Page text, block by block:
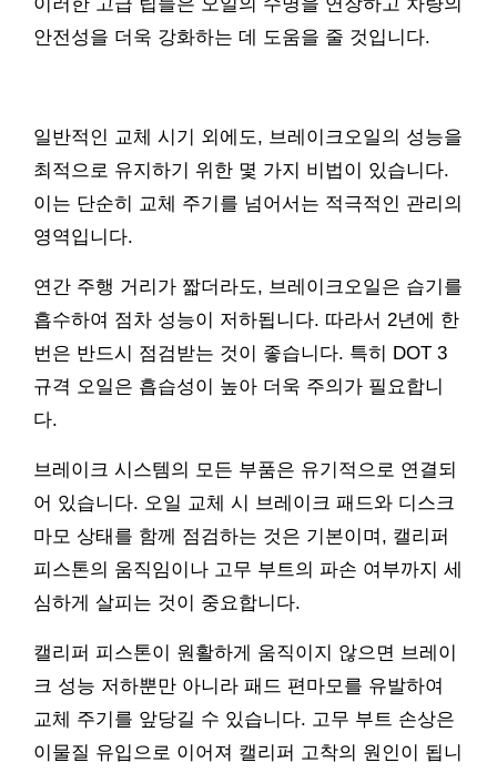
안전성을 더욱 강화하는 데 도움을 줄 것입니다.
일반적인 교체 시기 외에도, 브레이크오일의 성능을
최적으로 유지하기 위한 몇 가지 비법이 있습니다.
이는 단순히 교체 주기를 넘어서는 적극적인 관리의
영역입니다.
연간 주행 거리가 짧더라도, 브레이크오일은 습기를
흡수하여 점차 성능이 저하됩니다. 따라서 2년에 한
번은 반드시 점검받는 것이 좋습니다. 특히 DOT 3
규격 오일은 흡습성이 높아 더욱 주의가 필요합니
다.
브레이크 시스템의 모든 부품은 유기적으로 연결되
어 있습니다. 오일 교체 시 브레이크 패드와 디스크
마모 상태를 함께 점검하는 것은 기본이며, 캘리퍼
피스톤의 움직임이나 고무 부트의 파손 여부까지 세
심하게 살피는 것이 중요합니다.
캘리퍼 피스톤이 원활하게 움직이지 않으면 브레이
크 성능 저하뿐만 아니라 패드 편마모를 유발하여
교체 주기를 앞당길 수 있습니다. 고무 부트 손상은
이물질 유입으로 이어져 캘리퍼 고착의 원인이 됩니